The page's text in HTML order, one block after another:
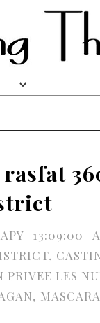
13:09:00
,
LES
,